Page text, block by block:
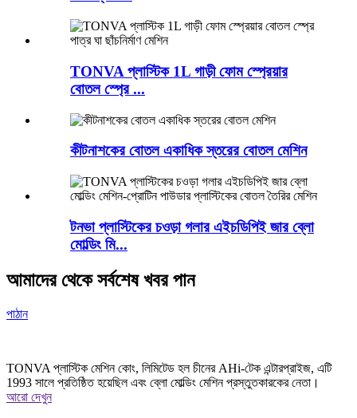
TONVA প্লাস্টিক 1L গাড়ী ফোম স্প্রেয়ার
বোতল স্প্রে ...
কীটনাশকের বোতল একাধিক স্তরের বোতল মেশিন
টনভা প্লাস্টিকের চওড়া গলার এইচডিপিই জার ব্লো
মোল্ডিং মি...
আমাদের থেকে সর্বশেষ খবর পান
পাঠান
TONVA প্লাস্টিক মেশিন কোং, লিমিটেড হল চীনের AHi-টেক এন্টারপ্রাইজ, এটি
1993 সালে প্রতিষ্ঠিত হয়েছিল এবং ব্লো মোল্ডিং মেশিন প্রস্তুতকারকের নেতা।
আরো দেখুন